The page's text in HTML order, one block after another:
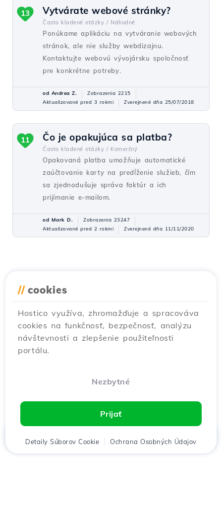
Vytvárate webové stránky?
Často kladené otázky / Náhodné
Ponúkame aplikáciu na vytváranie webových
stránok, ale nie služby webdizajnu.
Kontaktujte webovú vývojársku spoločnosť
pre konkrétne potreby.
13
od Andrea Z.
Zobrazenia 2215
Aktualizované pred 3 rokmi
Zverejnené dňa 25/07/2018
Čo je opakujúca sa platba?
Často kladené otázky / Komerčný
Opakovaná platba umožňuje automatické
zaúčtovanie karty na predĺženie služieb, čím
sa zjednodušuje správa faktúr a ich
prijímanie e-mailom.
11
od Mark D.
Zobrazenia 23247
Aktualizované pred 2 rokmi
Zverejnené dňa 11/11/2020
// cookies
Hostico využíva, zhromažďuje a spracováva
cookies na funkčnosť, bezpečnosť, analýzu
návštevnosti a zlepšenie použiteľnosti
portálu.
Nezbytné
Prijať
Detaily Súborov Cookie Ochrana Osobných Údajov
Domov Klient Košík Chat Menu